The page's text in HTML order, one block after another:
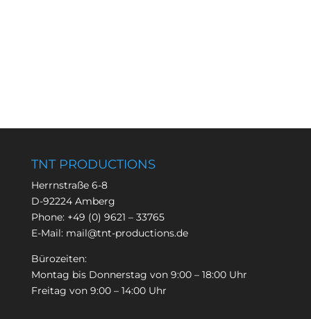
TNT PRODUCTIONS
Herrnstraße 6-8
D-92224 Amberg
Phone: +49 (0) 9621 – 33765
E-Mail: mail@tnt-productions.de
Bürozeiten:
Montag bis Donnerstag von 9:00 – 18:00 Uhr
Freitag von 9:00 – 14:00 Uhr